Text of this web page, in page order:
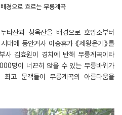
경으로 흐르는 무릉계곡
타산과 청옥산을 배경으로 호암소부터
대에 동안거사 이승휴가 《제왕운기》를
사 김효원이 경치에 반해 무릉계곡이라
명이 너끈히 앉을 수 있는 무릉바위가
고 문객들이 무릉계곡의 아름다움을